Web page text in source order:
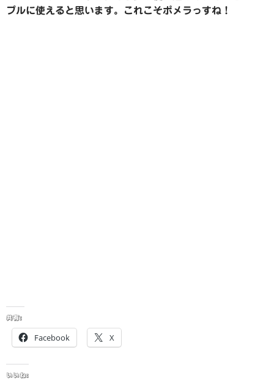
プルに使えると思います。これこそポメラっすね！
共有:
Facebook X
いいね: